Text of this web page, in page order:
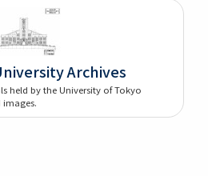
Archives
held by the University of Tokyo
images.